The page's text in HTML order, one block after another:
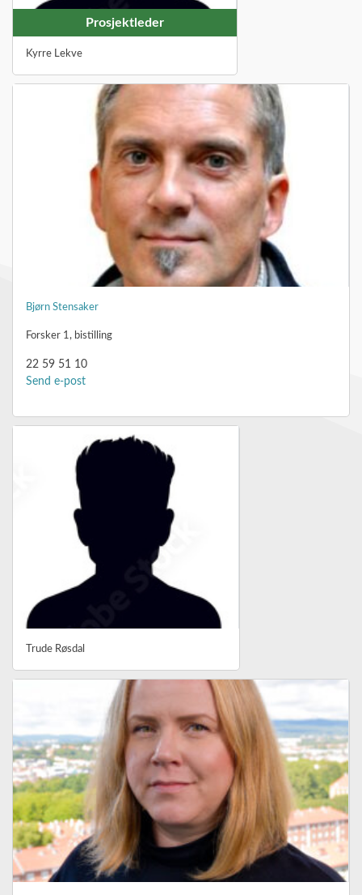
Prosjektleder
Kyrre Lekve
Bjørn Stensaker
Forsker 1, bistilling
22 59 51 10
Send e-post
Trude Røsdal